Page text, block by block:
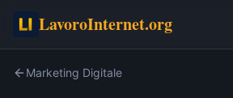
LavoroInternet.org
Marketing Digitale